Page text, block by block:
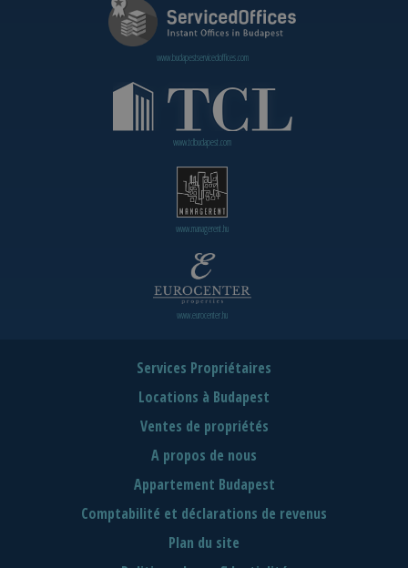
www.budapestservicedoffices.com
www.tclbudapest.com
www.managerent.hu
www.eurocenter.hu
Services Propriétaires
Locations à Budapest
Ventes de propriétés
A propos de nous
Appartement Budapest
Comptabilité et déclarations de revenus
Plan du site